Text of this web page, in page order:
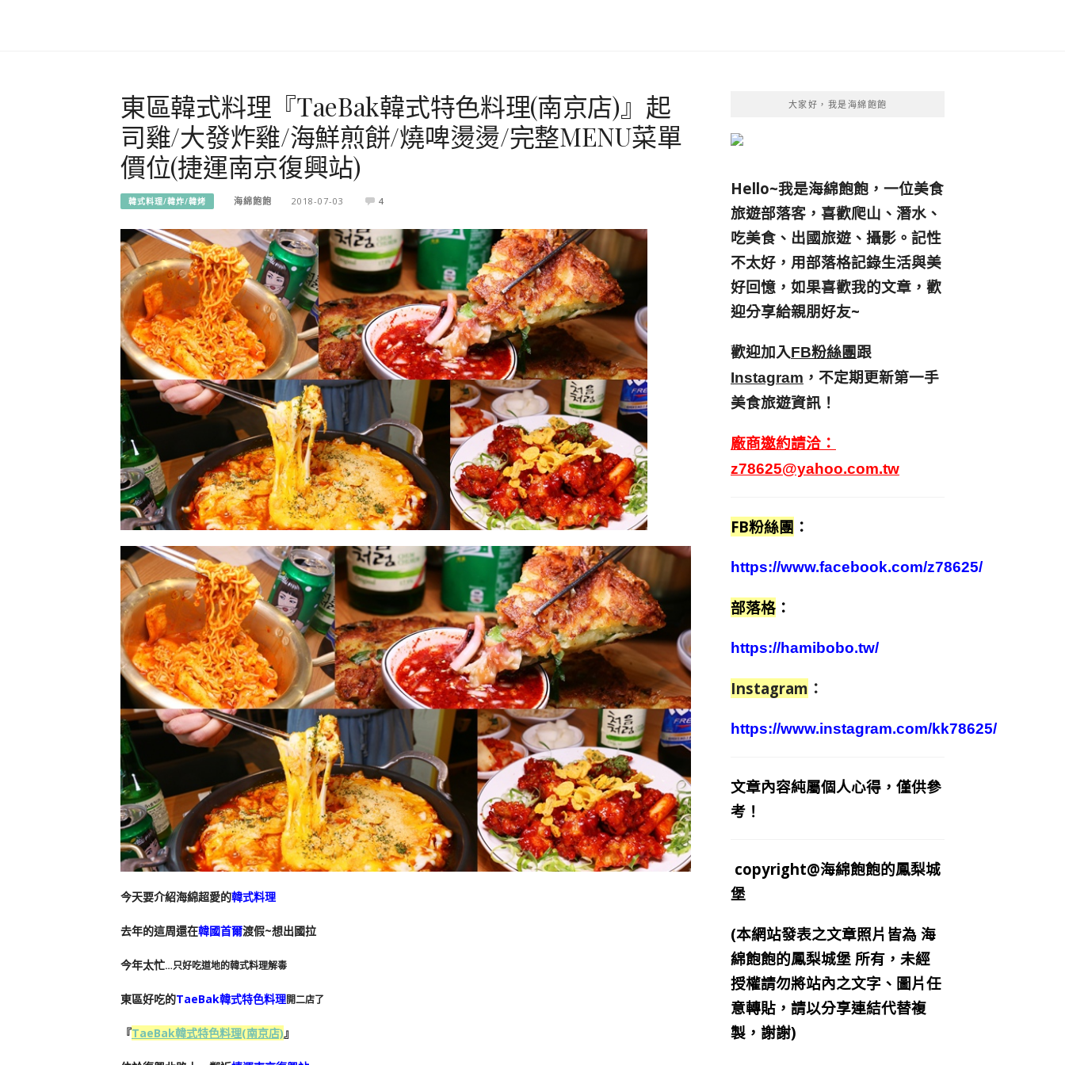
東區韓式料理『TaeBak韓式特色料理(南京店)』起
司雞/大發炸雞/海鮮煎餅/燒啤燙燙/完整MENU菜單
價位(捷運南京復興站)
韓式料理/韓炸/韓烤 海綿飽飽 2018-07-03 4
今天要介紹海綿超愛的韓式料理
去年的這周還在韓國首爾渡假~想出國拉
今年太忙…只好吃道地的韓式料理解毒
東區好吃的TaeBak韓式特色料理開二店了
『TaeBak韓式特色料理(南京店)』
大家好，我是海綿飽飽
Hello~我是海綿飽飽，一位美食
旅遊部落客， 喜歡爬山、潛水、
吃美食、出國旅遊、攝影。 記性
不太好，用部落格記錄生活與美
好回憶， 如果喜歡我的文章，歡
迎分享給親朋好友~
歡迎加入FB粉絲團跟
Instagram ，不定期更新第一手
美食旅遊資訊！
廠商邀約請洽：
z78625@yahoo.com.tw
FB粉絲團 ：
https://www.facebook.com/z78625/
部落格 ：
https://hamibobo.tw/
Instagram ：
https://www.instagram.com/kk78625/
文章內容純屬個人心得，僅供參
考！
copyright@海綿飽飽的鳳梨城
堡
(本網站發表之文章照片皆為 海
綿飽飽的鳳梨城堡 所有，未經
授權請勿將站內之文字、圖片任
意轉貼，請以分享連結代替複
製，謝謝)